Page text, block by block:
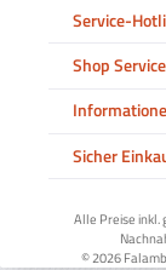
Service-
Shop Service
Sicher
Alle Preise
© 2026